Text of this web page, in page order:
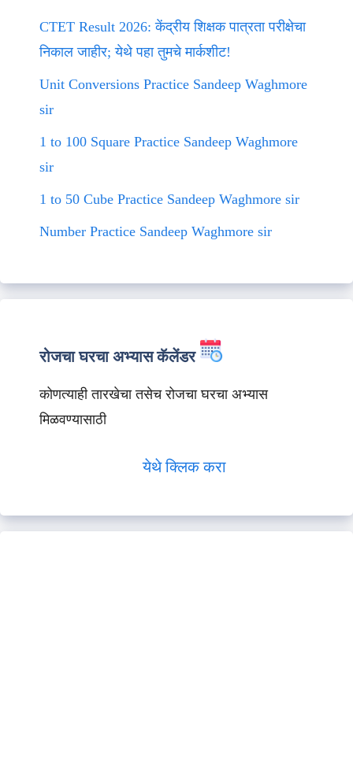
CTET Result 2026: केंद्रीय शिक्षक पात्रता परीक्षेचा
निकाल जाहीर; येथे पहा तुमचे मार्कशीट!
Unit Conversions Practice Sandeep Waghmore
sir
1 to 100 Square Practice Sandeep Waghmore
sir
1 to 50 Cube Practice Sandeep Waghmore sir
Number Practice Sandeep Waghmore sir
रोजचा घरचा अभ्यास कॅलेंडर
कोणत्याही तारखेचा तसेच रोजचा घरचा अभ्यास
मिळवण्यासाठी
येथे क्लिक करा